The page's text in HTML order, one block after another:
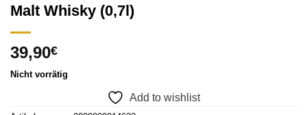
Malt Whisky (0,7l)
39,90€
Nicht vorrätig
Add to wishlist